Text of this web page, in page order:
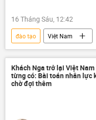
16 Tháng Sáu, 12:42
đào tạo
Việt Nam
Trung tâm nghiên cứu
Nhà khoa học
Khoa
doanh nghiệp
Khách Nga trở lại Việt
từng có: Bài toán nhân lực
chờ đợi thêm